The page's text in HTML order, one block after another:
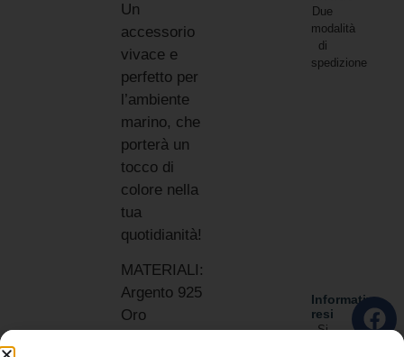
Un
accessorio
vivace e
perfetto per
l’ambiente
marino, che
porterà un
tocco di
colore nella
tua
quotidianità!
MATERIALI:
Argento 925
Oro
Due
modalità
di
spedizione
Informativa
resi
Si